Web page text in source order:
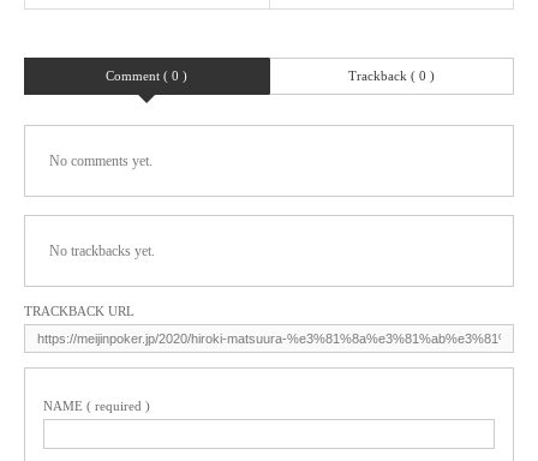
Comment ( 0 ) Trackback ( 0 )
No comments yet.
No trackbacks yet.
TRACKBACK URL
NAME ( required )